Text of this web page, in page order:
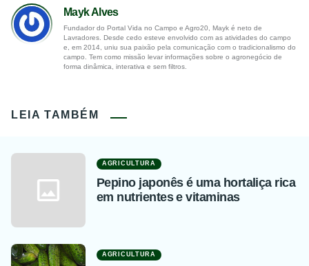
Mayk Alves
Fundador do Portal Vida no Campo e Agro20, Mayk é neto de
Lavradores. Desde cedo esteve envolvido com as atividades do campo
e, em 2014, uniu sua paixão pela comunicação com o tradicionalismo do
campo. Tem como missão levar informações sobre o agronegócio de
forma dinâmica, interativa e sem filtros.
LEIA TAMBÉM
AGRICULTURA
Pepino japonês é uma hortaliça rica
em nutrientes e vitaminas
AGRICULTURA